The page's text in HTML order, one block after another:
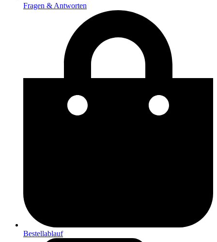
Fragen & Antworten
Bestellablauf